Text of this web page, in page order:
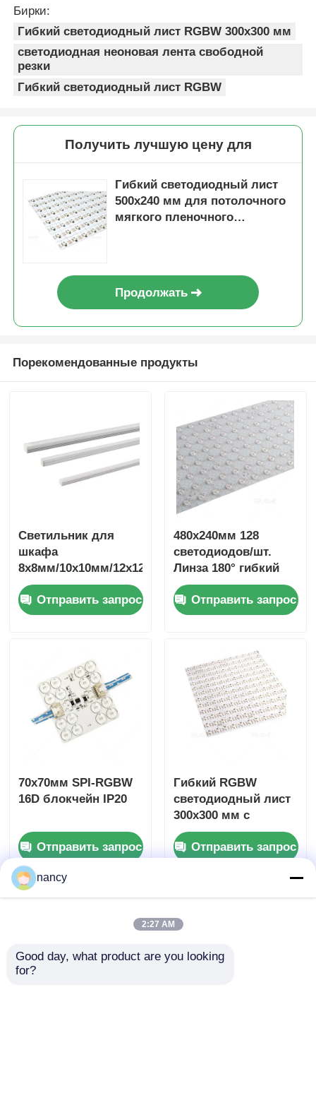
Бирки:
Гибкий светодиодный лист RGBW 300x300 мм
светодиодная неоновая лента свободной
резки
Гибкий светодиодный лист RGBW
Получить лучшую цену для
Гибкий светодиодный лист
500x240 мм для потолочного
мягкого пленочного
Продолжать
Порекомендованные продукты
Светильник для
шкафа
8x8мм/10x10мм/12x12мм
Длина
настраиваемая
Отправить запрос
480x240мм 128
светодиодов/шт.
Линза 180° гибкий
светодиодный лист
2700K/3000K/4000K/
Отправить запрос
70x70мм SPI-RGBW
16D блокчейн IP20
Отправить запрос
Гибкий RGBW
светодиодный лист
300x300 мм с
возможностью
свободной резки,
листы
Отправить запрос
nancy
2:27 AM
Good day, what product are you looking
for?